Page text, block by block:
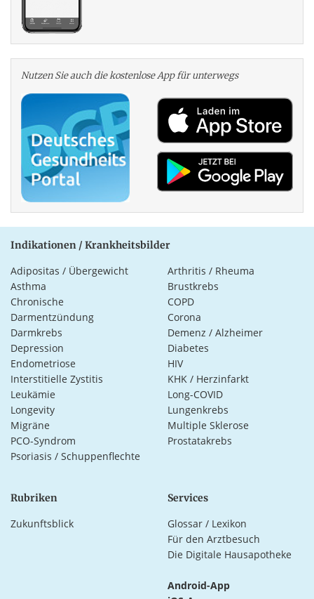
Nutzen Sie auch die kosten­lose App für unterwegs
Indikationen / Krankheitsbilder
Adipositas / Übergewicht
Arthritis / Rheuma
Asthma
Brustkrebs
Chronische
Darmentzündung
COPD
Corona
Darmkrebs
Demenz / Alzheimer
Depression
Diabetes
Endometriose
HIV
Interstitielle Zystitis
KHK / Herzinfarkt
Leukämie
Long-COVID
Longevity
Lungenkrebs
Migräne
Multiple Sklerose
PCO-Syndrom
Prostatakrebs
Psoriasis / Schuppenflechte
Rubriken
Zukunftsblick
Services
Glossar / Lexikon
Für den Arztbesuch
Die Digitale Hausapotheke
Android-App